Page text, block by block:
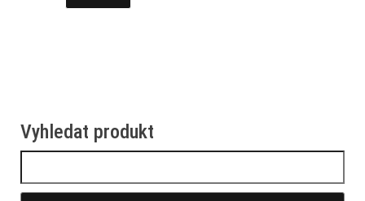
Vyhledat produkt